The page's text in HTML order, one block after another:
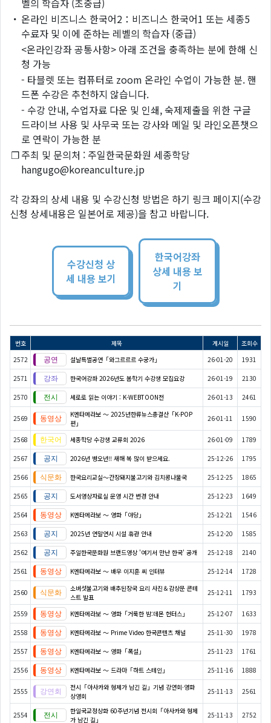
벨의 학습자 (초중급)
・ 온라인 비즈니스 한국어2：비즈니스 한국어1 또는 세종5
수료자 및 이에 준하는 레벨의 학습자 (중급)
<온라인강좌 공통사항> 아래 조건을 충족하는 분에 한해 신
청 가능
- 타블렛 또는 컴퓨터로 zoom 온라인 수업이 가능한 분. 핸
드폰 수강은 추천하지 않습니다.
- 수강 안내, 수업자료 다운 및 인쇄, 숙제제출을 위한 구글
드라이브 사용 및 사무국 또는 강사와 메일 및 라인오픈챗으
로 연락이 가능한 분
❐주최 및 문의처 : 주일한국문화원 세종학당
hangugo@koreanculture.jp
각 강좌의 상세 내용 및 수강신청 방법은 하기 링크 페이지(수강
신청 상세내용은 일본어로 제공)을 참고 바랍니다.
수강신청 상
세 내용 보기
한국어강좌
상세 내용 보
기
번호 제목 게시일
조회수
2572
설날특별공연「와그르르르 수궁가」 26-01-20 1931
2571 한국어강좌 2026년도 봄학기 수강생 모집요강 26-01-19 2130
2570 세로로 읽는 이야기 : K-WEBTOON전 26-01-13 2461
2569
K엔타메라보 ～ 2025년한류뉴스총결산「K-POP
편」
26-01-11 1590
2568 세종학당 수강생 교류회 2026 26-01-09 1789
2567 2026년 병오년!! 새해 복 많이 받으세요. 25-12-26 1795
2566 한국요리교실〜간장돼지불고기와 김치콩나물국 25-12-25 1865
2565 도서영상자료실 운영 시간 변경 안내 25-12-23 1649
2564 K엔타메라보 ～ 영화「야당」 25-12-21 1546
2563 2025년 연말연시 시설 휴관 안내 25-12-20 1585
2562 주일한국문화원 브랜드영상 '여기서 만난 한국' 공개 25-12-18 2140
2561 K엔타메라보 ～ 배우 이지훈 씨 인터뷰 25-12-14 1728
2560
소버섯불고기와 배추된장국 요리 사진＆감상문 콘테
스트 발표
25-12-11 1793
2559 K엔타메라보 ～ 영화「거룩한 밤:데몬 헌터스」 25-12-07 1633
2558 K엔타메라보 ～ Prime Video 한국콘텐츠 채널 25-11-30 1978
2557 K엔타메라보 ～ 영화「폭설」 25-11-23 1761
2556 K엔타메라보 ～ 드라마「하트 스테인」 25-11-16 1888
2555
전시「아사카와 형제가 남긴 길」기념 강연회·영화
상영회
25-11-13 2561
2554
한일국교정상화 60주년기념 전시회「아사카와 형제
가 남긴 길」
25-11-13 2752